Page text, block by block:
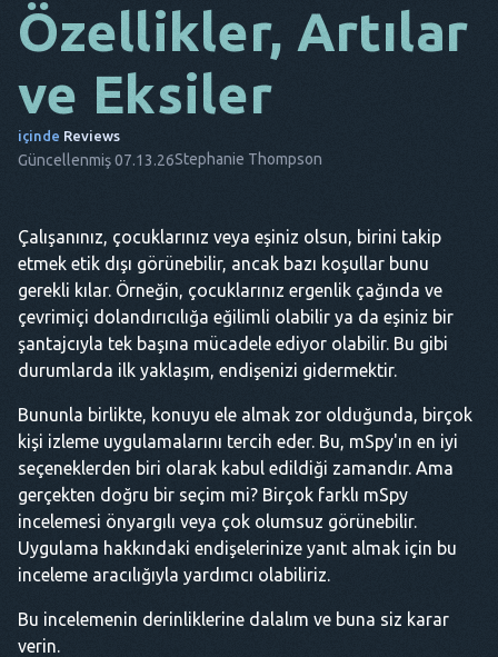
NL
Özellikler, Artılar
ve Eksiler
içinde Reviews
Güncellenmiş 07.13.26Stephanie Thompson
Çalışanınız, çocuklarınız veya eşiniz olsun, birini takip
etmek etik dışı görünebilir, ancak bazı koşullar bunu
gerekli kılar. Örneğin, çocuklarınız ergenlik çağında ve
çevrimiçi dolandırıcılığa eğilimli olabilir ya da eşiniz bir
şantajcıyla tek başına mücadele ediyor olabilir. Bu gibi
durumlarda ilk yaklaşım, endişenizi gidermektir.
Bununla birlikte, konuyu ele almak zor olduğunda, birçok
kişi izleme uygulamalarını tercih eder. Bu, mSpy'ın en iyi
seçeneklerden biri olarak kabul edildiği zamandır. Ama
gerçekten doğru bir seçim mi? Birçok farklı mSpy
incelemesi önyargılı veya çok olumsuz görünebilir.
Uygulama hakkındaki endişelerinize yanıt almak için bu
inceleme aracılığıyla yardımcı olabiliriz.
Bu incelemenin derinliklerine dalalım ve buna siz karar
verin.